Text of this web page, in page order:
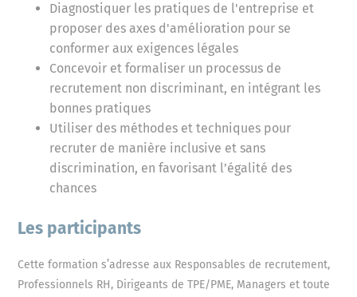
Diagnostiquer les pratiques de l'entreprise et
proposer des axes d'amélioration pour se
conformer aux exigences légales
Concevoir et formaliser un processus de
recrutement non discriminant, en intégrant les
bonnes pratiques
Utiliser des méthodes et techniques pour
recruter de manière inclusive et sans
discrimination, en favorisant l’égalité des
chances
Les participants
Cette formation s’adresse aux Responsables de recrutement,
Professionnels RH, Dirigeants de TPE/PME, Managers et toute